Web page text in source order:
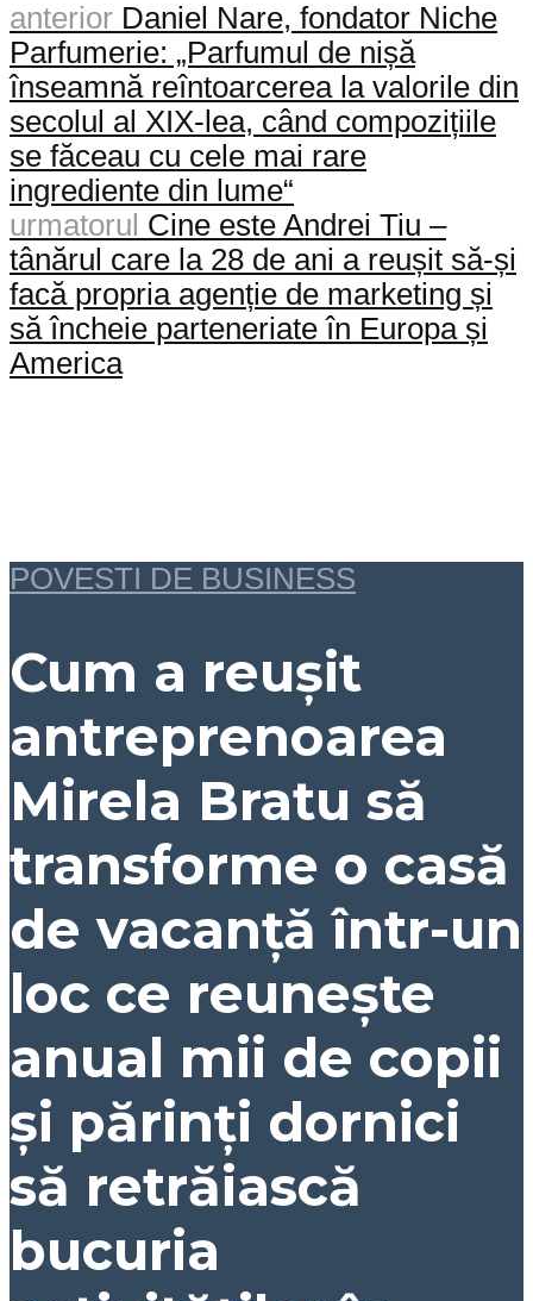
anterior Daniel Nare, fondator Niche
Parfumerie: „Parfumul de nișă
înseamnă reîntoarcerea la valorile din
secolul al XIX-lea, când compozițiile
se făceau cu cele mai rare
ingrediente din lume“
urmatorul Cine este Andrei Tiu –
tânărul care la 28 de ani a reușit să-și
facă propria agenție de marketing și
să încheie parteneriate în Europa și
America
POVESTI DE BUSINESS
Cum a reușit
antreprenoarea
Mirela Bratu să
transforme o casă
de vacanță într-un
loc ce reunește
anual mii de copii
și părinți dornici
să retrăiască
bucuria